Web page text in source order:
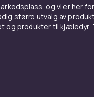
og vi er her
større utvalg av
og produkter til